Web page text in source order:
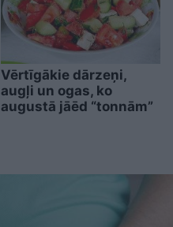
Vērtīgākie dārzeņi,
augļi un ogas, ko
augustā jāēd “tonnām”